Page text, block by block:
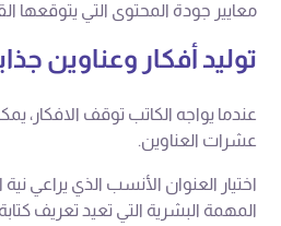
معايير جودة المحتوى التي يتوقعها
توليد أفكار وعناوين
عشرات العناوين.
اختيار العنوان الأنسب الذي يراعي
المهمة البشرية التي تعيد تعريف